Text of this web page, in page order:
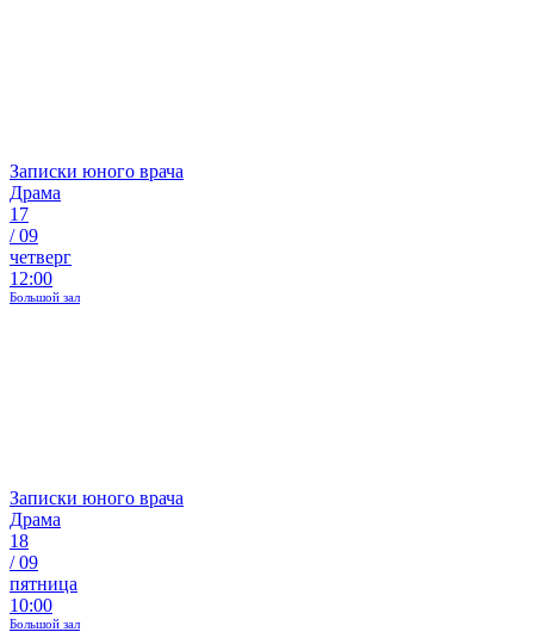
Записки юного врача
Драма
17
/09
четверг
12:00
Большой зал
Записки юного врача
Драма
18
/09
пятница
10:00
Большой зал